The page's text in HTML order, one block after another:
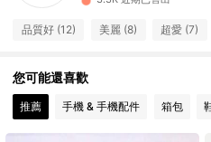
4.69
4.69 12 追蹤者
4.69 12 追蹤者
品質好 (12) 美麗 (8) 超愛 (7)
您可能還喜歡
推薦 手機 & 手機配件 箱包